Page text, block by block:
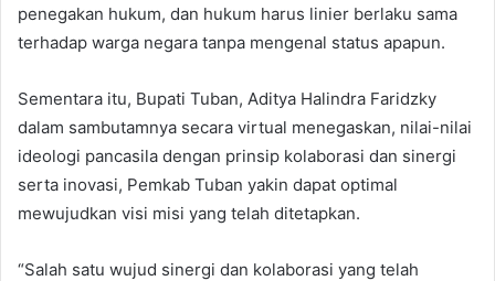
penegakan hukum, dan hukum harus linier berlaku sama
terhadap warga negara tanpa mengenal status apapun.
Sementara itu, Bupati Tuban, Aditya Halindra Faridzky
dalam sambutamnya secara virtual menegaskan, nilai-nilai
ideologi pancasila dengan prinsip kolaborasi dan sinergi
serta inovasi, Pemkab Tuban yakin dapat optimal
mewujudkan visi misi yang telah ditetapkan.
“Salah satu wujud sinergi dan kolaborasi yang telah